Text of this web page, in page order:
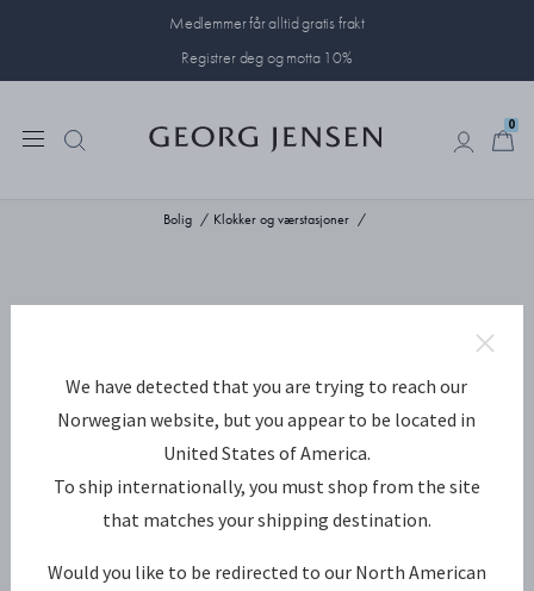
Medlemmer får alltid gratis frakt
Registrer deg og motta 10%
0
Bolig Klokker og værstasjoner
We have detected that you are trying to reach our
Norwegian website, but you appear to be located in
United States of America.
To ship internationally, you must shop from the site
that matches your shipping destination.
Would you like to be redirected to our North American